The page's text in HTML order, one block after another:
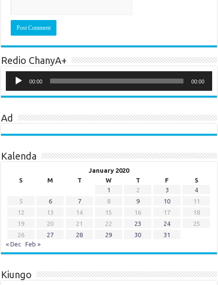
Redio ChanyA+
Player
00:00 00:00
Ad
Kalenda
January 2020
S
M T W T F
S
1
2 3
4
5
6 7 8 9 10
11
12
13 14 15 16 17
18
19
20 21 22 23 24
25
26
27 28 29 30
31
« Dec
Feb »
Kiungo